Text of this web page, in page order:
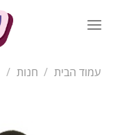
עמוד הבית / חנות /